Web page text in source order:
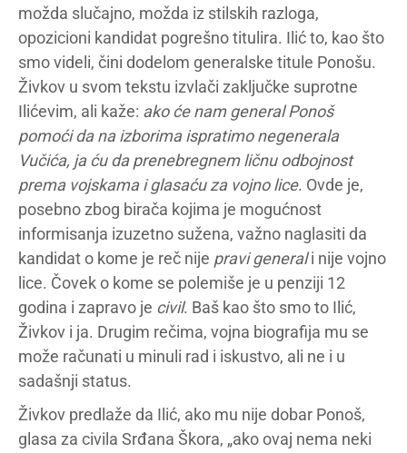
možda slučajno, možda iz stilskih razloga,
opozicioni kandidat pogrešno titulira. Ilić to, kao što
smo videli, čini dodelom generalske titule Ponošu.
Živkov u svom tekstu izvlači zaključke suprotne
Ilićevim, ali kaže: ako će nam general Ponoš
pomoći da na izborima ispratimo negenerala
Vučića, ja ću da prenebregnem ličnu odbojnost
prema vojskama i glasaću za vojno lice. Ovde je,
posebno zbog birača kojima je mogućnost
informisanja izuzetno sužena, važno naglasiti da
kandidat o kome je reč nije pravi generali nije vojno
lice. Čovek o kome se polemiše je u penziji 12
godina i zapravo je civil. Baš kao što smo to Ilić,
Živkov i ja. Drugim rečima, vojna biografija mu se
može računati u minuli rad i iskustvo, ali ne i u
sadašnji status.
Živkov predlaže da Ilić, ako mu nije dobar Ponoš,
glasa za civila Srđana Škora, „ako ovaj nema neki